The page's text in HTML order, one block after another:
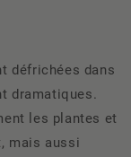
défrichées dans
dramatiques.
les plantes et
mais aussi